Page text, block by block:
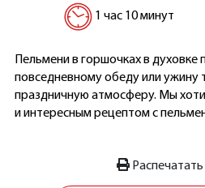
1 час 10 минут
Пельмени в горшочках в духовке
повседневному обеду или ужину
праздничную атмосферу. Мы
и интересным рецептом с